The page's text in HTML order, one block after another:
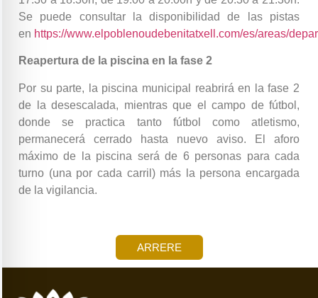
Se puede consultar la disponibilidad de las pistas
en https://www.elpoblenoudebenitatxell.com/es/areas/
Reapertura de la piscina en la fase 2
Por su parte, la piscina municipal reabrirá en la fase 2
de la desescalada, mientras que el campo de fútbol,
donde se practica tanto fútbol como atletismo,
permanecerá cerrado hasta nuevo aviso. El aforo
máximo de la piscina será de 6 personas para cada
turno (una por cada carril) más la persona encargada
de la vigilancia.
ARRERE